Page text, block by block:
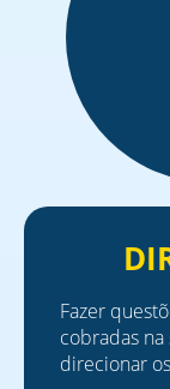
Fazer
cobradas
direcionar